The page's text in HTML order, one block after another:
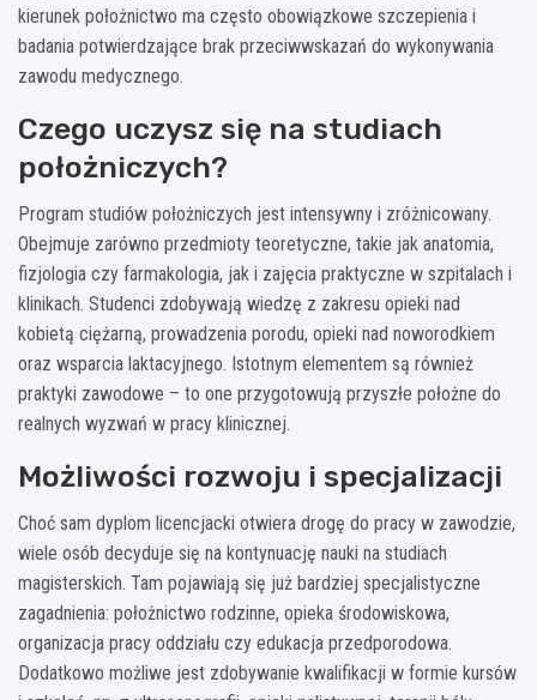
kierunek położnictwo ma często obowiązkowe szczepienia i
badania potwierdzające brak przeciwwskazań do wykonywania
zawodu medycznego.
Czego uczysz się na studiach
położniczych?
Program studiów położniczych jest intensywny i zróżnicowany.
Obejmuje zarówno przedmioty teoretyczne, takie jak anatomia,
fizjologia czy farmakologia, jak i zajęcia praktyczne w szpitalach i
klinikach. Studenci zdobywają wiedzę z zakresu opieki nad
kobietą ciężarną, prowadzenia porodu, opieki nad noworodkiem
oraz wsparcia laktacyjnego. Istotnym elementem są również
praktyki zawodowe – to one przygotowują przyszłe położne do
realnych wyzwań w pracy klinicznej.
Możliwości rozwoju i specjalizacji
Choć sam dyplom licencjacki otwiera drogę do pracy w zawodzie,
wiele osób decyduje się na kontynuację nauki na studiach
magisterskich. Tam pojawiają się już bardziej specjalistyczne
zagadnienia: położnictwo rodzinne, opieka środowiskowa,
organizacja pracy oddziału czy edukacja przedporodowa.
Dodatkowo możliwe jest zdobywanie kwalifikacji w formie kursów